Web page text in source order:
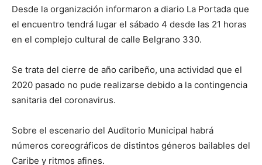
Desde la organización informaron a diario La Portada que
el encuentro tendrá lugar el sábado 4 desde las 21 horas
en el complejo cultural de calle Belgrano 330.
Se trata del cierre de año caribeño, una actividad que el
2020 pasado no pude realizarse debido a la contingencia
sanitaria del coronavirus.
Sobre el escenario del Auditorio Municipal habrá
números coreográficos de distintos géneros bailables del
Caribe y ritmos afines.